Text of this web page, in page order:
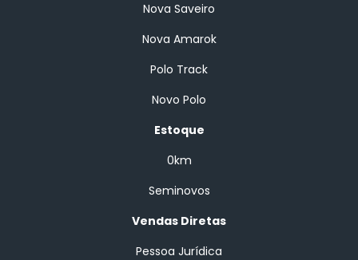
Nova Saveiro
Nova Amarok
Polo Track
Novo Polo
Estoque
0km
Seminovos
Vendas Diretas
Pessoa Jurídica